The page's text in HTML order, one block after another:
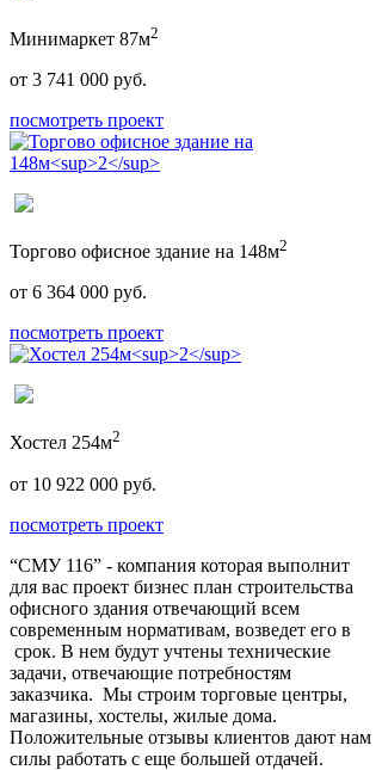
Минимаркет 87м2
от 3 741 000 руб.
посмотреть проект
Торгово офисное здание на 148м2
от 6 364 000 руб.
посмотреть проект
Хостел 254м2
от 10 922 000 руб.
посмотреть проект
“СМУ 116” - компания которая выполнит
для вас проект бизнес план строительства
офисного здания отвечающий всем
современным нормативам, возведет его в
срок. В нем будут учтены технические
задачи, отвечающие потребностям
заказчика. Мы строим торговые центры,
магазины, хостелы, жилые дома.
Положительные отзывы клиентов дают нам
силы работать с еще большей отдачей.